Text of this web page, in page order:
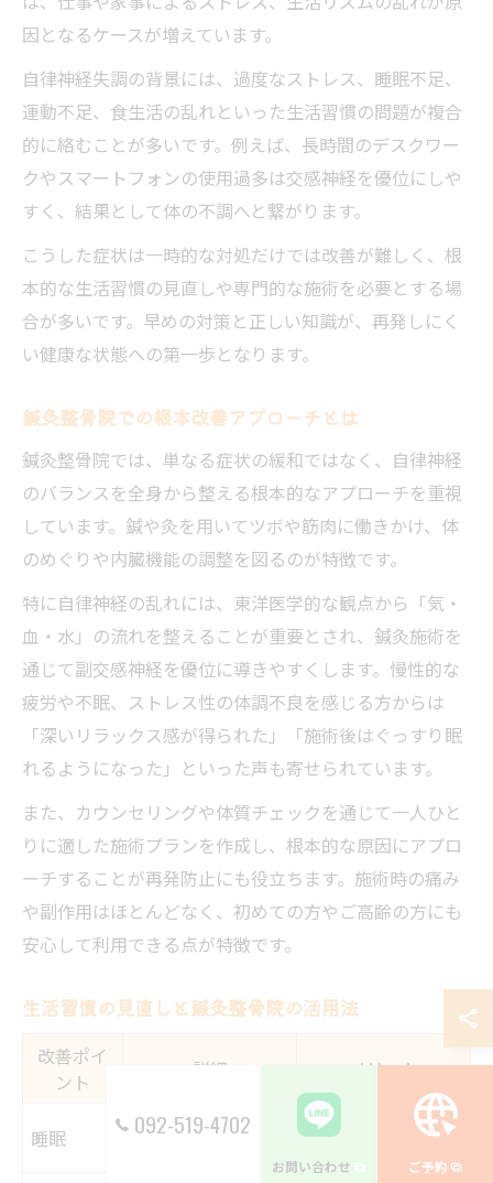
因となるケースが増えています。
自律神経失調の背景には、過度なストレス、睡眠不足、
運動不足、食生活の乱れといった生活習慣の問題が複合
的に絡むことが多いです。例えば、長時間のデスクワー
クやスマートフォンの使用過多は交感神経を優位にしや
すく、結果として体の不調へと繋がります。
こうした症状は一時的な対処だけでは改善が難しく、根
本的な生活習慣の見直しや専門的な施術を必要とする場
合が多いです。早めの対策と正しい知識が、再発しにく
い健康な状態への第一歩となります。
鍼灸整骨院での根本改善アプローチとは
鍼灸整骨院では、単なる症状の緩和ではなく、自律神経
のバランスを全身から整える根本的なアプローチを重視
しています。鍼や灸を用いてツボや筋肉に働きかけ、体
のめぐりや内臓機能の調整を図るのが特徴です。
特に自律神経の乱れには、東洋医学的な観点から「気・
血・水」の流れを整えることが重要とされ、鍼灸施術を
通じて副交感神経を優位に導きやすくします。慢性的な
疲労や不眠、ストレス性の体調不良を感じる方からは
「深いリラックス感が得られた」「施術後はぐっすり眠
れるようになった」といった声も寄せられています。
また、カウンセリングや体質チェックを通じて一人ひと
りに適した施術プランを作成し、根本的な原因にアプロ
ーチすることが再発防止にも役立ちます。施術時の痛み
や副作用はほとんどなく、初めての方やご高齢の方にも
安心して利用できる点が特徴です。
生活習慣の見直しと鍼灸整骨院の活用法
改善ポイ
ント
詳細 メリット
睡眠
規則正しい就寝・
自律神経の安定
092-519-4702
お問い合わせ ご予約